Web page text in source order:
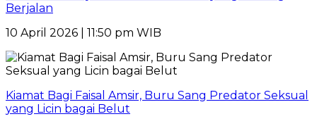
Berjalan
10 April 2026 | 11:50 pm WIB
Kiamat Bagi Faisal Amsir, Buru Sang Predator Seksual
yang Licin bagai Belut